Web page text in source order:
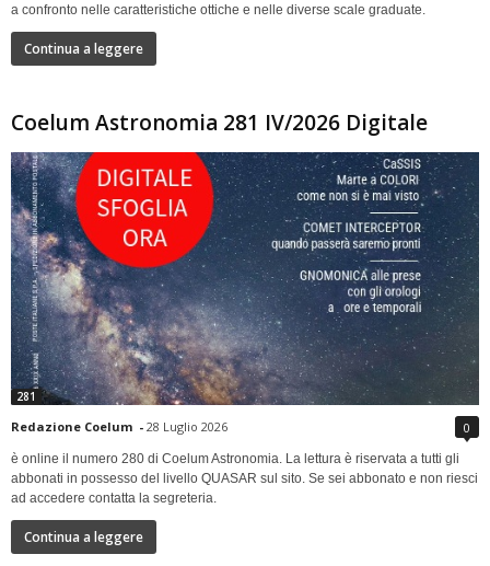
a confronto nelle caratteristiche ottiche e nelle diverse scale graduate.
Continua a leggere
Coelum Astronomia 281 IV/2026 Digitale
281
Redazione Coelum - 28 Luglio 2026 0
è online il numero 280 di Coelum Astronomia. La lettura è riservata a tutti gli
abbonati in possesso del livello QUASAR sul sito. Se sei abbonato e non riesci
ad accedere contatta la segreteria.
Continua a leggere